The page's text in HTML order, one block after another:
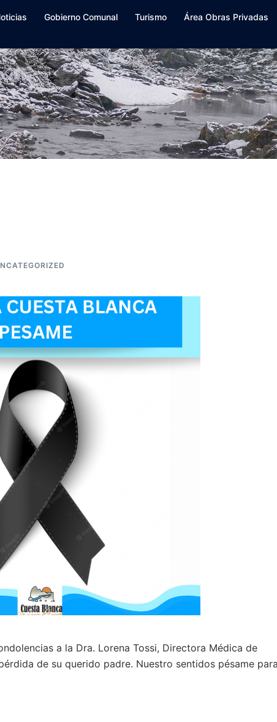
Gobierno Comunal Turismo Área Obras Privadas
a la Dra. Lorena Tossi, Directora Médica de
de su querido padre. Nuestro sentidos pésame